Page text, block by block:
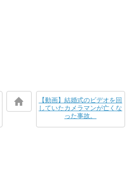
【動画】結婚式のビデオを回
していたカメラマンが亡くな
った事故。